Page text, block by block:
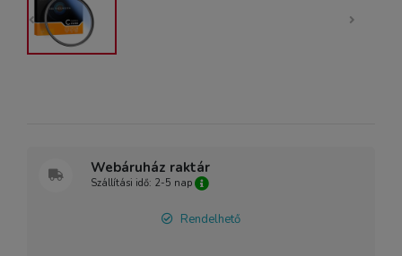
Webáruház raktár
Szállítási idő: 2-5 nap
Rendelhető